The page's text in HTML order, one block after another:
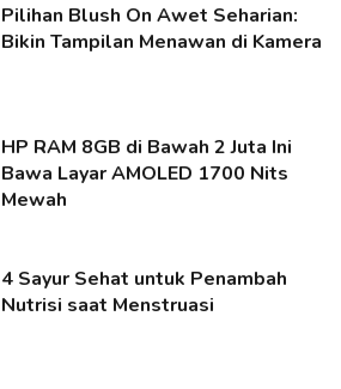
Pilihan Blush On Awet Seharian:
Bikin Tampilan Menawan di Kamera
HP RAM 8GB di Bawah 2 Juta Ini
Bawa Layar AMOLED 1700 Nits
Mewah
4 Sayur Sehat untuk Penambah
Nutrisi saat Menstruasi